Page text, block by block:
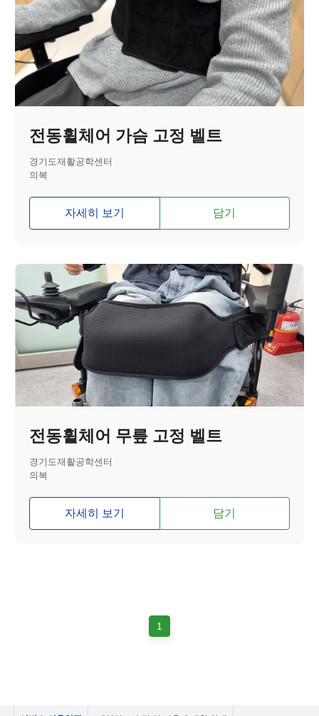
전동휠체어 가슴 고정 벨트
경기도재활공학센터
의복
자세히 보기 담기
전동휠체어 무릎 고정 벨트
경기도재활공학센터
의복
자세히 보기 담기
1